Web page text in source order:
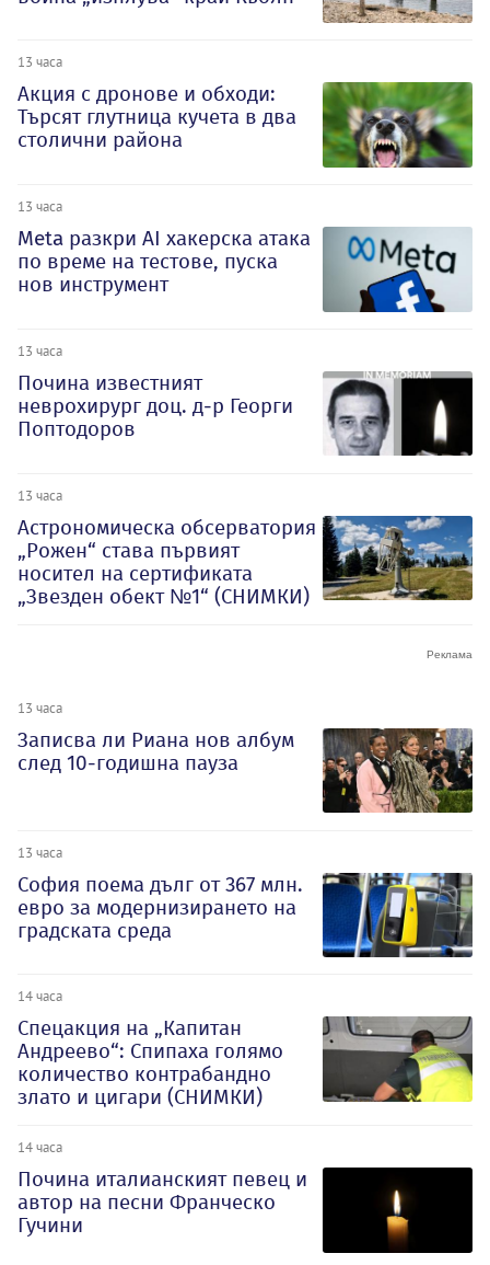
13 часа
Акция с дронове и обходи:
Търсят глутница кучета в два
столични района
13 часа
Meta разкри AI хакерска атака
по време на тестове, пуска
нов инструмент
13 часа
Почина известният
неврохирург доц. д-р Георги
Поптодоров
13 часа
Астрономическа обсерватория
„Рожен“ става първият
носител на сертификата
„Звезден обект №1“ (СНИМКИ)
13 часа
Записва ли Риана нов албум
след 10-годишна пауза
13 часа
София поема дълг от 367 млн.
евро за модернизирането на
градската среда
14 часа
Спецакция на „Капитан
Андреево“: Спипаха голямо
количество контрабандно
злато и цигари (СНИМКИ)
14 часа
Почина италианският певец и
автор на песни Франческо
Гучини